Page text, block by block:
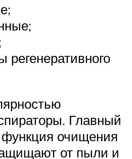
регенеративного
Главный
функция очищения
от пыли и